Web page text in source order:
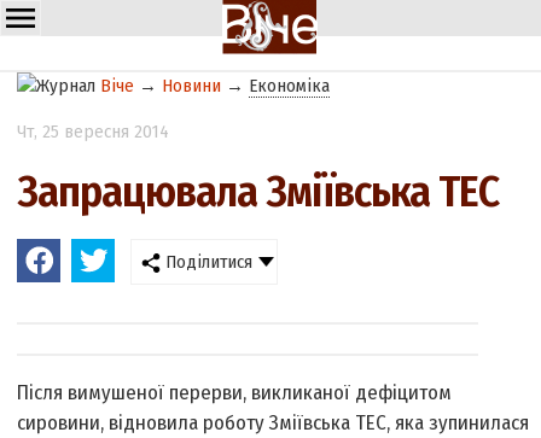
Віче → Новини → Економіка
Чт, 25 вересня 2014
Запрацювала Зміївська ТЕС
Поділитися
Після вимушеної перерви, викликаної дефіцитом
сировини, відновила роботу Зміївська ТЕС, яка зупинилася